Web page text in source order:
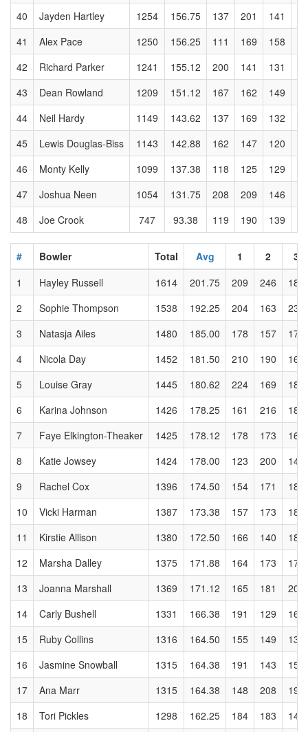
40
Jayden Hartley 1254 156.75 137 201 141
41
Alex Pace 1250 156.25 111 169 158
42
Richard Parker 1241 155.12 200 141 131
43
Dean Rowland 1209 151.12 167 162 149
44
Neil Hardy 1149 143.62 137 169 132
45
Lewis Douglas-Biss 1143 142.88 162 147 120
46
Monty Kelly 1099 137.38 118 125 129
47
Joshua Neen 1054 131.75 208 209 146
48
Joe Crook 747 93.38 119 190 139
# Bowler Total Avg 1 2
3
1
Hayley Russell 1614 201.75 209 246
182
2
Sophie Thompson 1538 192.25 204 163
233
3
Natasja Ailes 1480 185.00 178 157
176
4
Nicola Day 1452 181.50 210 190
168
5
Louise Gray 1445 180.62 224 169
187
6
Karina Johnson 1426 178.25 161 216
184
7
Faye Elkington-Theaker 1425 178.12 178 173
168
8
Katie Jowsey 1424 178.00 123 200
141
9
Rachel Cox 1396 174.50 154 171
183
10
Vicki Harman 1387 173.38 157 173
184
11
Kirstie Allison 1380 172.50 166 140
181
12
Marsha Dalley 1375 171.88 164 173
176
13
Joanna Marshall 1369 171.12 165 181
205
14
Carly Bushell 1331 166.38 191 129
166
15
Ruby Collins 1316 164.50 155 149
137
16
Jasmine Snowball 1315 164.38 191 143
150
17
Ana Marr 1315 164.38 148 208
199
18
Tori Pickles 1298 162.25 184 183 145